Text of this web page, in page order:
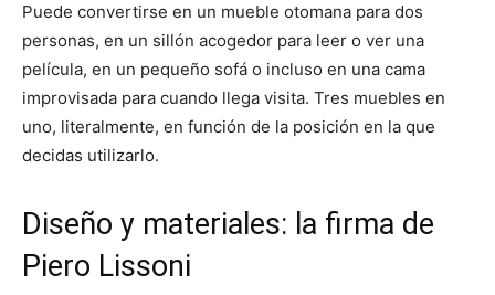
Puede convertirse en un mueble otomana para dos
personas, en un sillón acogedor para leer o ver una
película, en un pequeño sofá o incluso en una cama
improvisada para cuando llega visita. Tres muebles en
uno, literalmente, en función de la posición en la que
decidas utilizarlo.
Diseño y materiales: la firma de
Piero Lissoni